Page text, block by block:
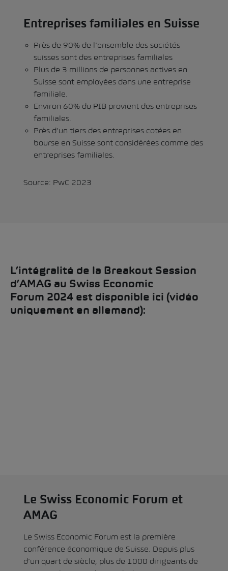
Entreprises familiales en Suisse
Près de 90% de l’ensemble des sociétés
suisses sont des entreprises familiales
Plus de 3 millions de personnes actives en
Suisse sont employées dans une entreprise
familiale.
Environ 60% du PIB provient des entreprises
familiales.
Près d’un tiers des entreprises cotées en
bourse en Suisse sont considérées comme des
entreprises familiales.
Source: PwC 2023
L’intégralité de la Breakout Session
d’AMAG au Swiss Economic
Forum 2024 est disponible ici (vidéo
uniquement en allemand):
Le Swiss Economic Forum et
AMAG
Le Swiss Economic Forum est la première
conférence économique de Suisse. Depuis plus
d’un quart de siècle, plus de 1000 dirigeants de